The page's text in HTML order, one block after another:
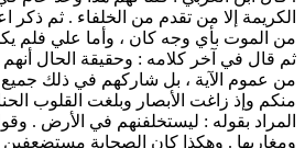
الكريمة إلا من تقدم من الخلفاء . ثم
من الموت بأي وجه كان ، وأما علي فلم
ثم قال في آخر كلامه : وحقيقة الحال أنهم
من عموم الآية ، بل شاركهم في ذلك
منكم وإذ زاغت الأبصار وبلغت القلوب
المراد بقوله : ليستخلفنهم في الأرض .
ومغاربها . وهكذا كان الصحابة